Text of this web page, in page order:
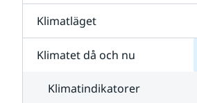
Klimatläget
Klimatet då och nu
Klimatindikatorer